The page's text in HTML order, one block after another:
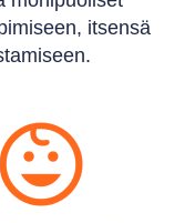
itsensä